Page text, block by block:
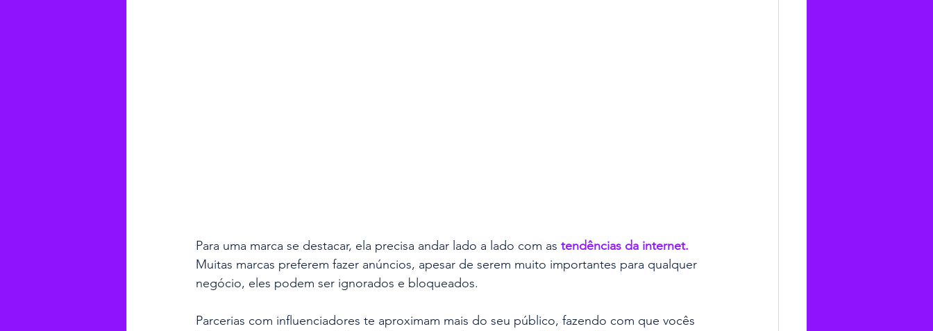
Para uma marca se destacar, ela precisa andar lado a lado com as tendências da internet.
Muitas marcas preferem fazer anúncios, apesar de serem muito importantes para qualquer
negócio, eles podem ser ignorados e bloqueados.
Parcerias com influenciadores te aproximam mais do seu público, fazendo com que vocês